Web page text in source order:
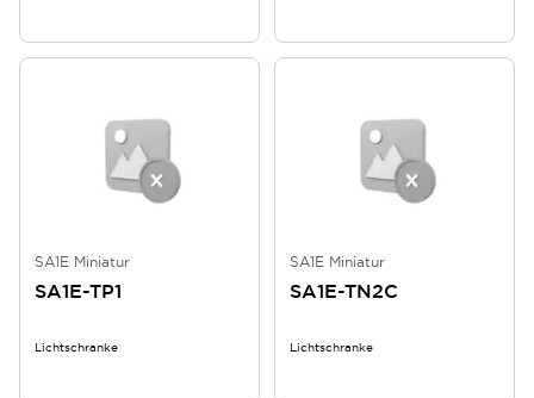
SA1E Miniatur
SA1E-TP1
Lichtschranke
SA1E Miniatur
SA1E-TN2C
Lichtschranke